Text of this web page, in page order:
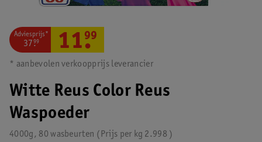
Witte Reus Color Reus
Waspoeder
4000g, 80 wasbeurten 2.998
Prijs per kg
Adviesprijs*
37.
99 11.
99
* aanbevolen verkoopprijs leverancier